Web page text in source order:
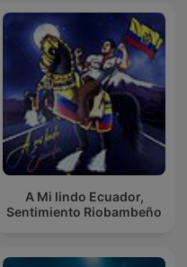
A Mi lindo Ecuador,
Sentimiento Riobambeño